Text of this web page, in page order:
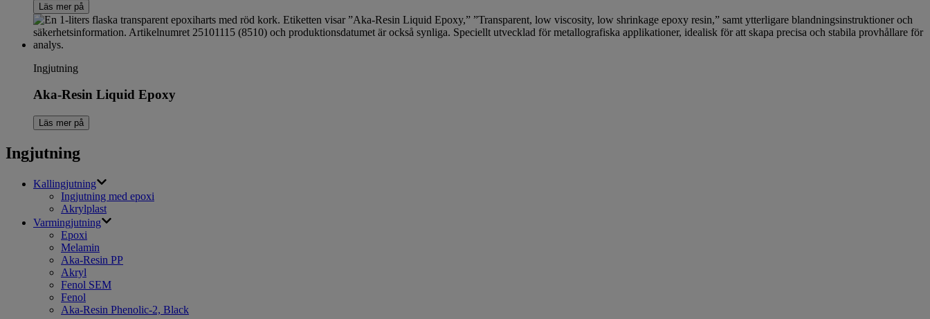
Läs mer på
Ingjutning
Aka-Resin Liquid Epoxy
Läs mer på
Ingjutning
Kallingjutning
Ingjutning med epoxi
Akrylplast
Varmingjutning
Epoxi
Melamin
Aka-Resin PP
Akryl
Fenol SEM
Fenol
Aka-Resin Phenolic-2, Black